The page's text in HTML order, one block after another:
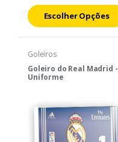
Escolher Opções
Goleiros
Goleiro do Real Madrid -
Uniforme